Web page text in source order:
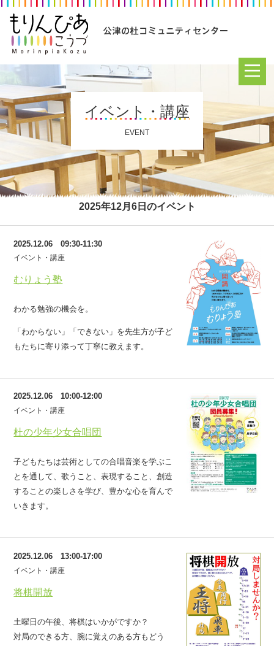
イベント・講座
EVENT
2025年12月6日のイベント
むりょう塾
2025.12.06 09:30-11:30
イベント・講座
わかる勉強の機会を。
「わからない」「できない」を先生方が子ど
もたちに寄り添って丁寧に教えます。
杜の少年少女合唱団
2025.12.06 10:00-12:00
イベント・講座
子どもたちは芸術としての合唱音楽を学ぶこ
とを通して、歌うこと、表現すること、創造
することの楽しさを学び、豊かな心を育んで
いきます。
将棋開放
2025.12.06 13:00-17:00
イベント・講座
土曜日の午後、将棋はいかがですか？
対局のできる方、腕に覚えのある方もどう